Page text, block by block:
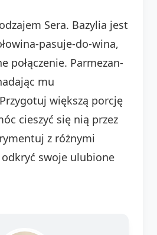
Sera. Bazylia jest
pasuje-do-wina,
połączenie. Parmezan-
mu
większą porcję
cieszyć się nią przez
z różnymi
swoje ulubione